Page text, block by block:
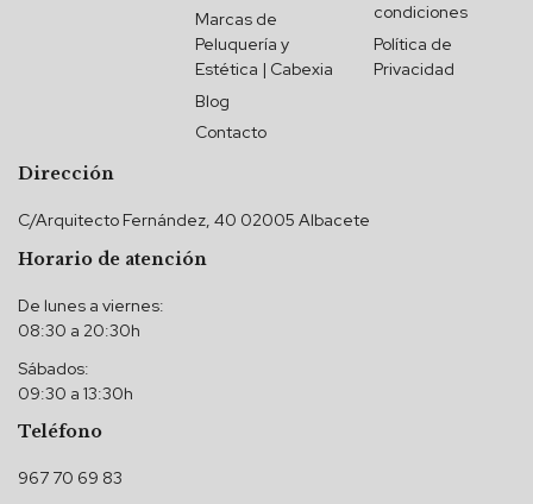
Marcas de
Peluquería y
Estética | Cabexia
Blog
Contacto
condiciones
Política de
Privacidad
Dirección
C/Arquitecto Fernández, 40 02005 Albacete
Horario de atención
De lunes a viernes:
08:30 a 20:30h
Sábados:
09:30 a 13:30h
Teléfono
967 70 69 83